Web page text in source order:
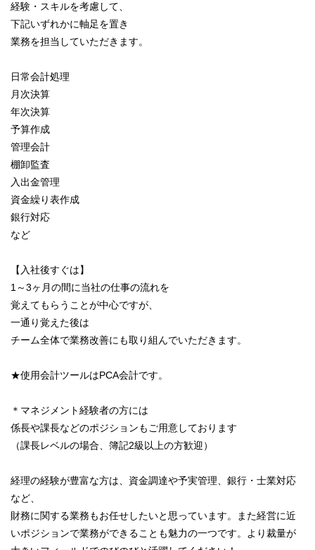
経験・スキルを考慮して、
下記いずれかに軸足を置き
業務を担当していただきます。
日常会計処理
月次決算
年次決算
予算作成
管理会計
棚卸監査
入出金管理
資金繰り表作成
銀行対応
など
【入社後すぐは】
1～3ヶ月の間に当社の仕事の流れを
覚えてもらうことが中心ですが、
一通り覚えた後は
チーム全体で業務改善にも取り組んでいただきます。
★使用会計ツールはPCA会計です。
＊マネジメント経験者の方には
係長や課長などのポジションもご用意しております
（課長レベルの場合、簿記2級以上の方歓迎）
経理の経験が豊富な方は、資金調達や予実管理、銀行・士業対応
など、
財務に関する業務もお任せしたいと思っています。また経営に近
いポジションで業務ができることも魅力の一つです。より裁量が